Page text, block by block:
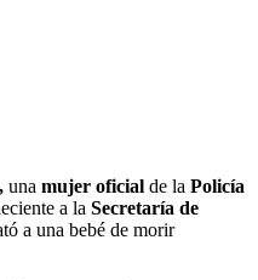
una mujer oficial de la Policía
a la Secretaría de
a una bebé de morir